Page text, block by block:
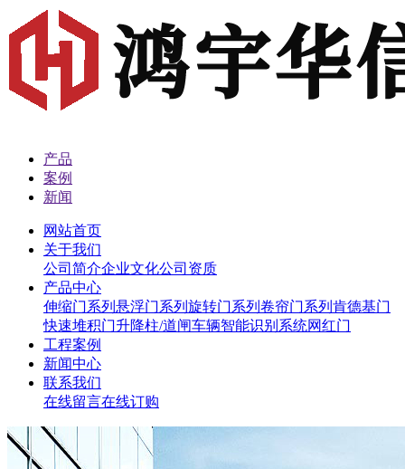
产品
案例
新闻
网站首页
关于我们
公司简介企业文化公司资质
产品中心
伸缩门系列 悬浮门系列 旋转门系列 卷帘门系列 肯德基门
快速堆积门升降柱/道闸车辆智能识别系统网红门
工程案例
新闻中心
联系我们
在线留言在线订购